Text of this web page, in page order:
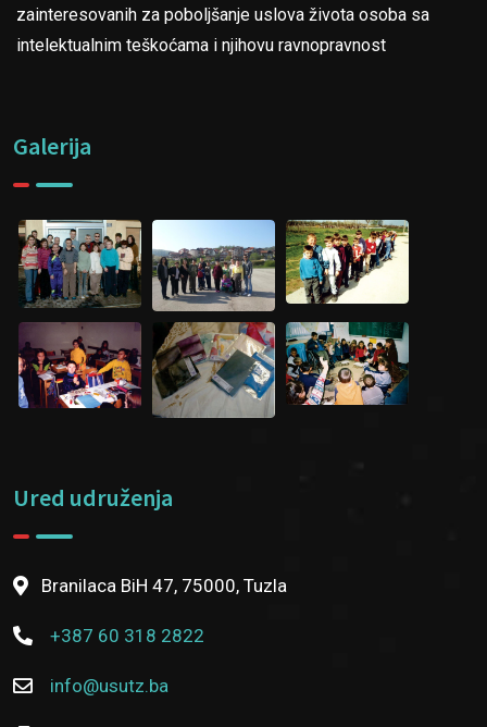
zainteresovanih za poboljšanje uslova života osoba sa
intelektualnim teškoćama i njihovu ravnopravnost
Galerija
Ured udruženja
Branilaca BiH 47, 75000, Tuzla
+387 60 318 2822
info@usutz.ba